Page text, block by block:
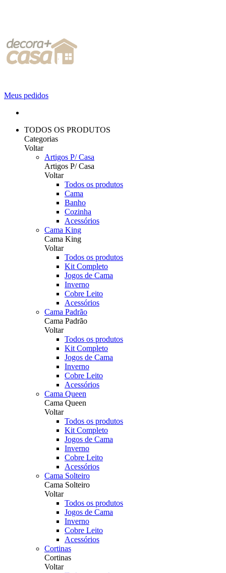
Meus pedidos
TODOS OS PRODUTOS
Categorias
Voltar
Artigos P/ Casa
Artigos P/ Casa
Voltar
Todos os produtos
Cama
Banho
Cozinha
Acessórios
Cama King
Cama King
Voltar
Todos os produtos
Kit Completo
Jogos de Cama
Inverno
Cobre Leito
Acessórios
Cama Padrão
Cama Padrão
Voltar
Todos os produtos
Kit Completo
Jogos de Cama
Inverno
Cobre Leito
Acessórios
Cama Queen
Cama Queen
Voltar
Todos os produtos
Kit Completo
Jogos de Cama
Inverno
Cobre Leito
Acessórios
Cama Solteiro
Cama Solteiro
Voltar
Todos os produtos
Jogos de Cama
Inverno
Cobre Leito
Acessórios
Cortinas
Cortinas
Voltar